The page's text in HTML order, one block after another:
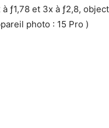
ƒ1,78 et 3x à ƒ2,8,
photo : 15 Pro )